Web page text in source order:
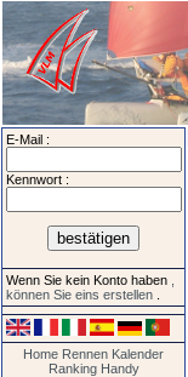
E-Mail :
Kennwort :
Wenn Sie kein Konto haben
können Sie eins erstellen
Home Rennen Kalender
Ranking Handy